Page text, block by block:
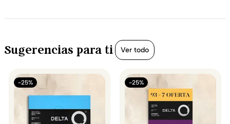
Sugerencias para ti Ver todo
-25% -25%